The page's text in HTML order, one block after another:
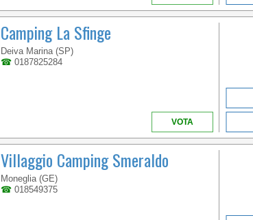
Camping La Sfinge
Deiva Marina (SP)
☎ 0187825284
VOTA
Villaggio Camping Smeraldo
Moneglia (GE)
☎ 018549375